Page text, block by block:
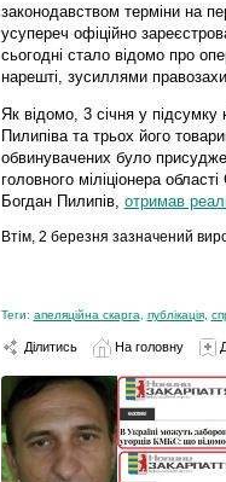
законодавством терміни на
усупереч офіційно
сьогодні стало відомо про
нарешті, зусиллями
Як відомо, 3 січня у підсумку
Пилипіва та трьох його
обвинувачених було
головного міліціонера
Богдан Пилипів, отримав
Втім, 2 березня зазначений
Теги: апеляційна скарга публікація,
Ділитись На головну